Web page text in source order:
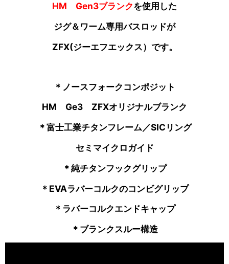
HM Gen3ブランクを使用した
ジグ＆ワーム専用バスロッドが
ZFX(ジーエフエックス）です。
＊ノースフォークコンポジット
HM Ge3 ZFXオリジナルブランク
＊富士工業チタンフレーム／SICリング
セミマイクロガイド
＊純チタンフックグリップ
＊EVAラバーコルクのコンビグリップ
＊ラバーコルクエンドキャップ
＊ブランクスルー構造